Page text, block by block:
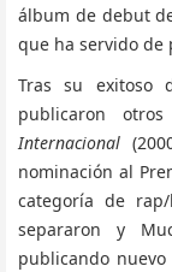
álbum de debut
que ha servido de
Tras su exitoso
publicaron
Internacional
nominación al
categoría de
separaron y
publicando